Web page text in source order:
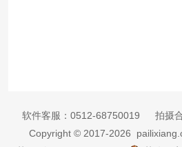
软件客服： 0512-68750019 拍摄
Copyright © 2017-2026